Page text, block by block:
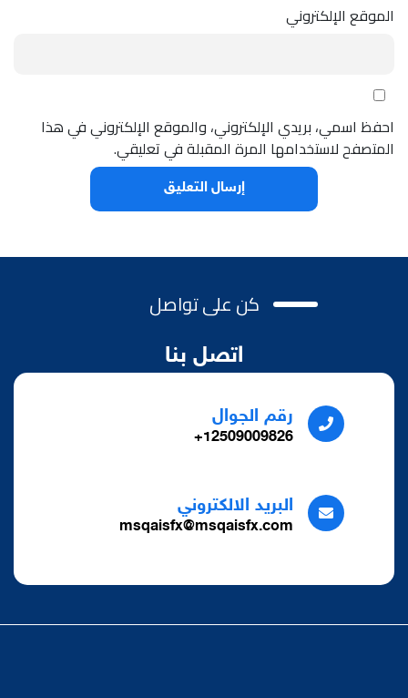
الموقع الإلكتروني
احفظ اسمي، بريدي الإلكتروني، والموقع الإلكتروني في هذا
المتصفح لاستخدامها المرة المقبلة في تعليقي.
كن على تواصل
اتصل بنا
رقم الجوال
12509009826+
البريد الالكتروني
msqaisfx@msqaisfx.com